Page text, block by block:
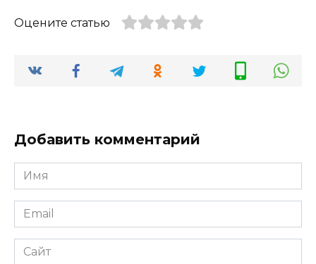
Оцените статью
Добавить комментарий
Имя
*
Email
*
Сайт